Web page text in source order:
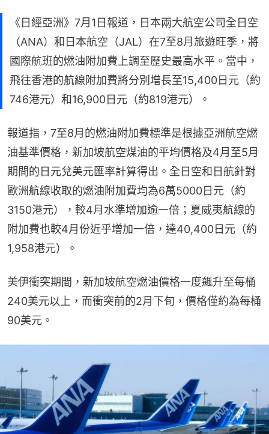
《日經亞洲》7月1日報道，日本兩大航空公司全日空
（ANA）和日本航空（JAL）在7至8月旅遊旺季，將
國際航班的燃油附加費上調至歷史最高水平。當中，
飛往香港的航線附加費將分別增長至15,400日元（約
746港元）和16,900日元（約819港元）。
報道指，7至8月的燃油附加費標準是根據亞洲航空燃
油基準價格，新加坡航空煤油的平均價格及4月至5月
期間的日元兌美元匯率計算得出。全日空和日航針對
歐洲航線收取的燃油附加費均為6萬5000日元（約
3150港元），較4月水準增加逾一倍；夏威夷航線的
附加費也較4月份近乎增加一倍，達40,400日元（約
1,958港元）。
美伊衝突期間，新加坡航空燃油價格一度飆升至每桶
240美元以上，而衝突前的2月下旬，價格僅約為每桶
90美元。